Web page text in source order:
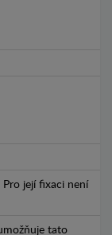
Pro její fixaci není
tato